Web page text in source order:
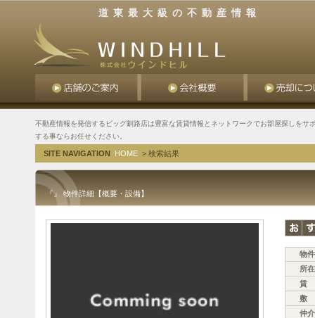
道東最大級の不動産情報
不動産情報を発信するビッグ釧路店は豊富な賃貸情報とネットワークでお部屋探しをサ
する事ならお任せください。
SITE NAVIGATION HOME > 検索結果
『』 物件詳細【概要・設備】
物
所
賃
敷
仲